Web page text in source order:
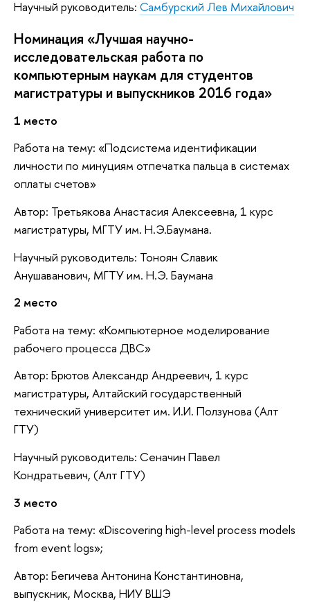
Научный руководитель: Самбурский Лев Михайлович
Номинация «Лучшая научно-
исследовательская работа по
компьютерным наукам для студентов
магистратуры и выпускников 2016 года»
1 место
Работа на тему: «Подсистема идентификации
личности по минуциям отпечатка пальца в системах
оплаты счетов»
Автор: Третьякова Анастасия Алексеевна, 1 курс
магистратуры, МГТУ им. Н.Э.Баумана.
Научный руководитель: Тоноян Славик
Анушаванович, МГТУ им. Н.Э. Баумана
2 место
Работа на тему: «Компьютерное моделирование
рабочего процесса ДВС»
Автор: Брютов Александр Андреевич, 1 курс
магистратуры, Алтайский государственный
технический университет им. И.И. Ползунова (Алт
ГТУ)
Научный руководитель: Сеначин Павел
Кондратьевич, (Алт ГТУ)
3 место
Работа на тему: «Discovering high-level process models
from event logs»;
Автор: Бегичева Антонина Константиновна,
выпускник, Москва, НИУ ВШЭ